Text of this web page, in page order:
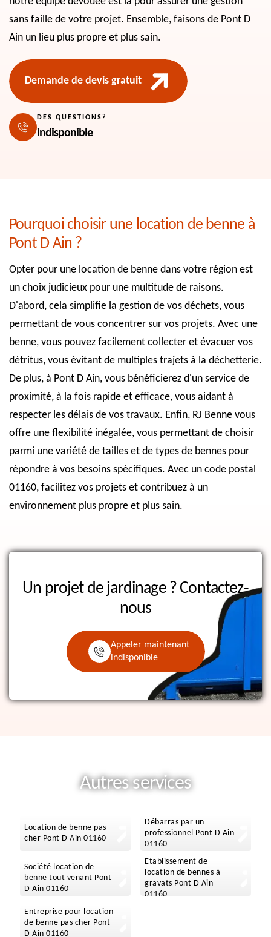
sans faille de votre projet. Ensemble, faisons de Pont D
Ain un lieu plus propre et plus sain.
Demande de devis gratuit
DES QUESTIONS?
indisponible
Pourquoi choisir une location de benne à
Pont D Ain ?
Opter pour une location de benne dans votre région est
un choix judicieux pour une multitude de raisons.
D'abord, cela simplifie la gestion de vos déchets, vous
permettant de vous concentrer sur vos projets. Avec une
benne, vous pouvez facilement collecter et évacuer vos
détritus, vous évitant de multiples trajets à la déchetterie.
De plus, à Pont D Ain, vous bénéficierez d'un service de
proximité, à la fois rapide et efficace, vous aidant à
respecter les délais de vos travaux. Enfin, RJ Benne vous
offre une flexibilité inégalée, vous permettant de choisir
parmi une variété de tailles et de types de bennes pour
répondre à vos besoins spécifiques. Avec un code postal
01160, facilitez vos projets et contribuez à un
environnement plus propre et plus sain.
Un projet de jardinage ? Contactez-
nous
Appeler maintenant
indisponible
Autres services
Location de benne pas
cher Pont D Ain 01160
Débarras par un
professionnel Pont D Ain
01160
Société location de
benne tout venant Pont
D Ain 01160
Etablissement de
location de bennes à
gravats Pont D Ain
01160
Entreprise pour location
de benne pas cher Pont
D Ain 01160